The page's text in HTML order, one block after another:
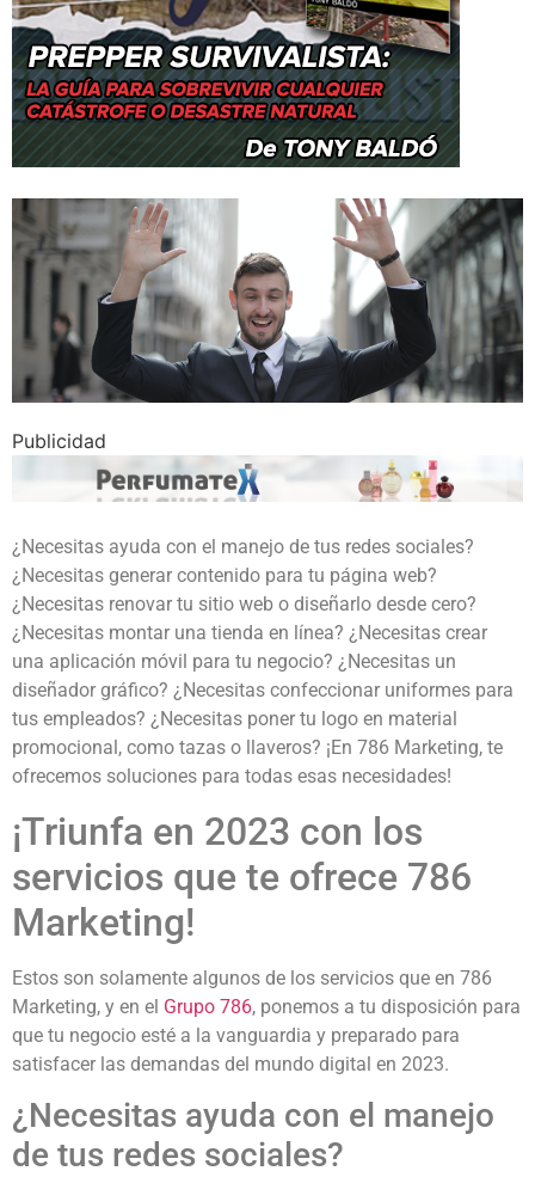
Publicidad
¿Necesitas ayuda con el manejo de tus redes sociales?
¿Necesitas generar contenido para tu página web?
¿Necesitas renovar tu sitio web o diseñarlo desde cero?
¿Necesitas montar una tienda en línea? ¿Necesitas crear
una aplicación móvil para tu negocio? ¿Necesitas un
diseñador gráfico? ¿Necesitas confeccionar uniformes para
tus empleados? ¿Necesitas poner tu logo en material
promocional, como tazas o llaveros? ¡En 786 Marketing, te
ofrecemos soluciones para todas esas necesidades!
¡Triunfa en 2023 con los
servicios que te ofrece 786
Marketing!
Estos son solamente algunos de los servicios que en 786
Marketing, y en el Grupo 786, ponemos a tu disposición para
que tu negocio esté a la vanguardia y preparado para
satisfacer las demandas del mundo digital en 2023.
¿Necesitas ayuda con el manejo
de tus redes sociales?